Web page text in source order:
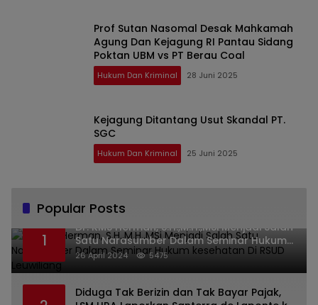
Prof Sutan Nasomal Desak Mahkamah
Agung Dan Kejagung RI Pantau Sidang
Poktan UBM vs PT Berau Coal
Hukum Dan Kriminal 28 Juni 2025
Kejagung Ditantang Usut Skandal PT.
SGC
Hukum Dan Kriminal 25 Juni 2025
Popular Posts
1
Dr. KMS Herman, S.H.,M.H.,MSi Menjadi Salah
Satu Narasumber Dalam Seminar Hukum
kesehatan Di RSUD Leuwiliang
26 April 2024 5475
Diduga Tak Berizin dan Tak Bayar Pajak,